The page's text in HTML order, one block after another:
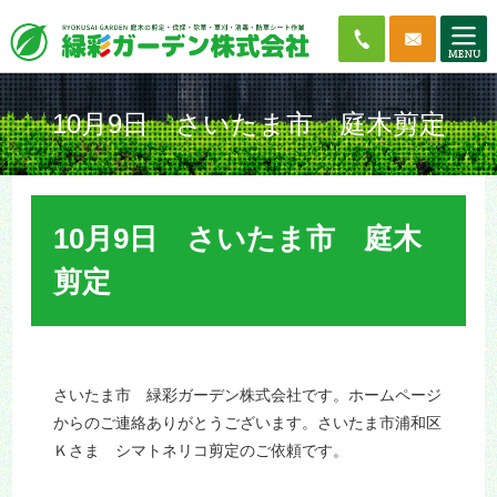
10月9日 さいたま市 庭木剪定
10月9日 さいたま市 庭木
剪定
さいたま市 緑彩ガーデン株式会社です。ホームページ
からのご連絡ありがとうございます。さいたま市浦和区
Ｋさま シマトネリコ剪定のご依頼です。